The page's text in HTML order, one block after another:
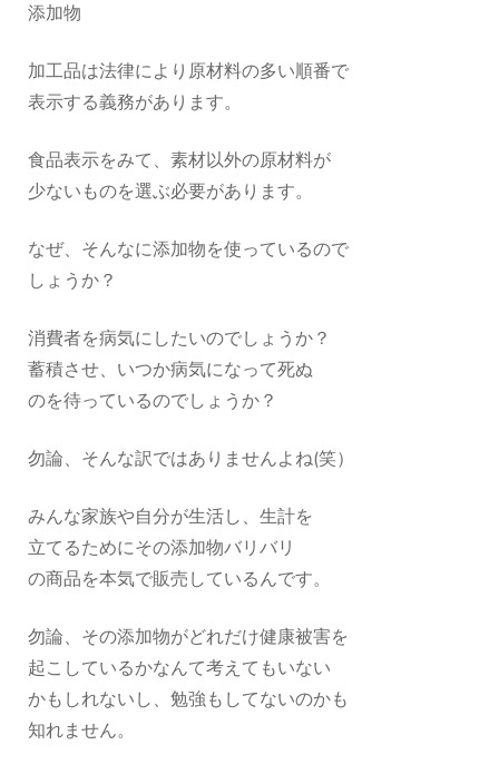
添加物
加工品は法律により原材料の多い順番で
表示する義務があります。
食品表示をみて、素材以外の原材料が
少ないものを選ぶ必要があります。
なぜ、そんなに添加物を使っているので
しょうか？
消費者を病気にしたいのでしょうか？
蓄積させ、いつか病気になって死ぬ
のを待っているのでしょうか？
勿論、そんな訳ではありませんよね(笑）
みんな家族や自分が生活し、生計を
立てるためにその添加物バリバリ
の商品を本気で販売しているんです。
勿論、その添加物がどれだけ健康被害を
起こしているかなんて考えてもいない
かもしれないし、勉強もしてないのかも
知れません。